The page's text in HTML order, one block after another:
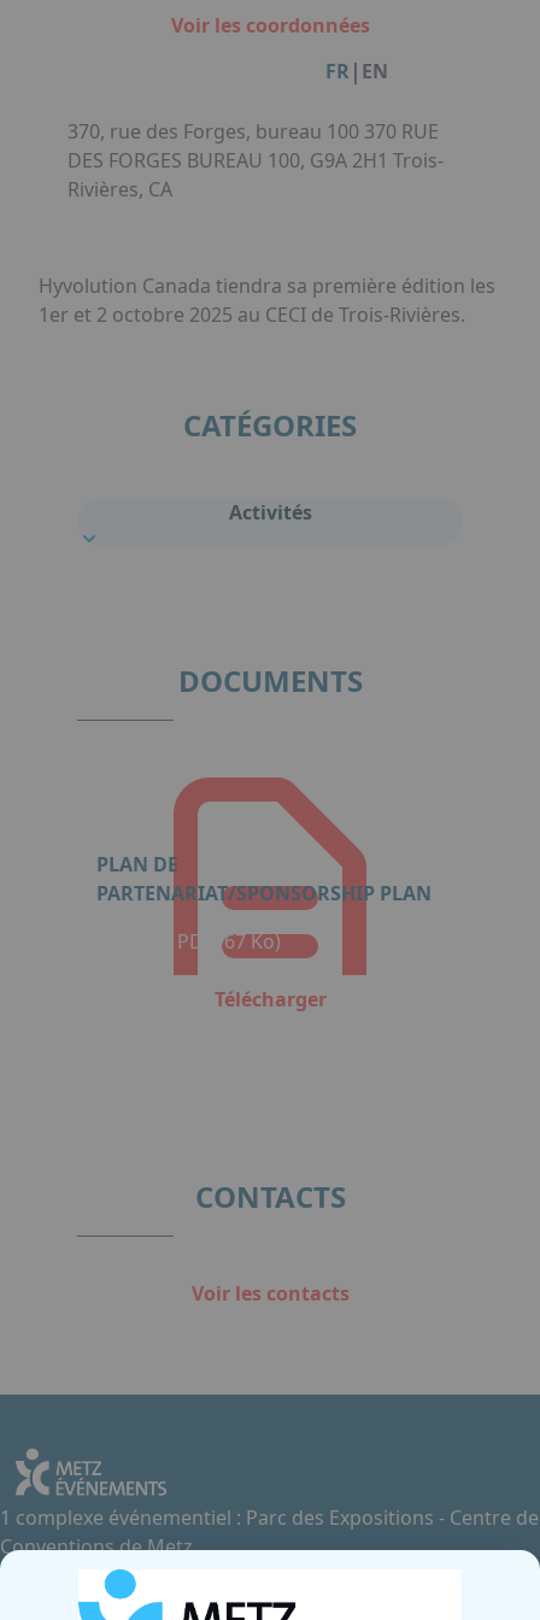
Organisation de Salons à Metz
Qui sommes-nous ?
Accéder au complexe
Politique RSE
Notre plaquette commerciale
FR | EN
Voir les coordonnées
370, rue des Forges, bureau 100 370 RUE
DES FORGES BUREAU 100, G9A 2H1 Trois-
Rivières, CA
Hyvolution Canada tiendra sa première édition les
1er et 2 octobre 2025 au CECI de Trois-Rivières.
CATÉGORIES
Activités
DOCUMENTS
PLAN DE
PARTENARIAT/SPONSORSHIP PLAN
Format : PDF (67 Ko)
Télécharger
CONTACTS
Voir les contacts
1 complexe événementiel : Parc des Expositions - Centre de
Conventions de Metz
Contactez-nous